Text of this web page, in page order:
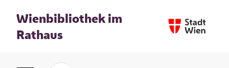
Wienbibliothek im
Rathaus